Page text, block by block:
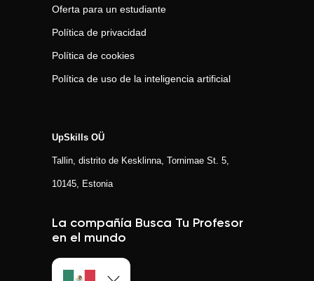
Oferta para un estudiante
Política de privacidad
Política de cookies
Política de uso de la inteligencia artificial
UpSkills OÜ
Tallin, distrito de Kesklinna, Tornimаe St. 5,
10145, Estonia
La compañía Busca Tu Profesor
en el mundo